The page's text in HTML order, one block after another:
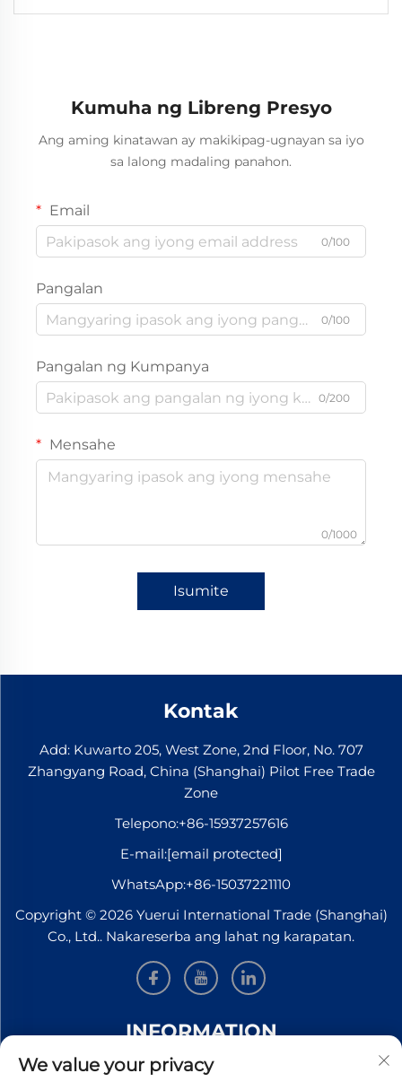
Kumuha ng Libreng Presyo
Ang aming kinatawan ay makikipag-ugnayan sa iyo
sa lalong madaling panahon.
Email
0/100
Pangalan
0/100
Pangalan ng Kumpanya
0/200
Mensahe
0/1000
Isumite
Kontak
Add: Kuwarto 205, West Zone, 2nd Floor, No. 707
Zhangyang Road, China (Shanghai) Pilot Free Trade
Zone
Telepono:+86-15937257616
E-mail:[email protected]
WhatsApp:+86-15037221110
Copyright © 2026 Yuerui International Trade (Shanghai)
Co., Ltd.. Nakareserba ang lahat ng karapatan.
INFORMATION
Mag-sign up upang makatanggap ng aming
We value your privacy